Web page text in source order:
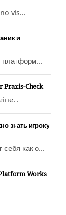
vis...
и
платформ...
Praxis-Check
знать игроку
себя как о...
Works